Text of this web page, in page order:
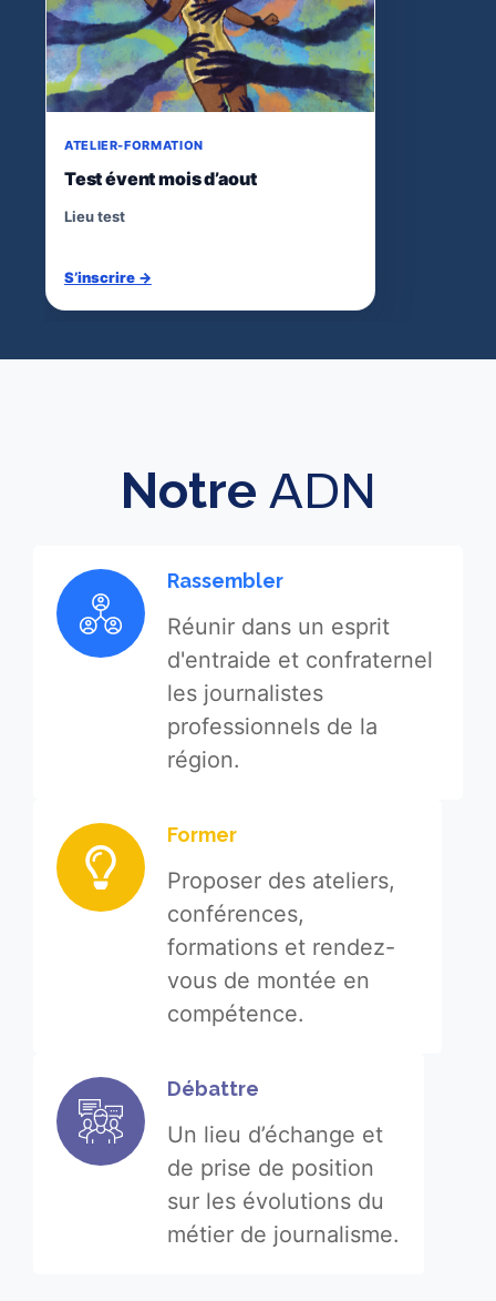
ATELIER-FORMATION
Test évent mois d’aout
Lieu test
S’inscrire →
Notre ADN
Rassembler
Réunir dans un esprit
d'entraide et confraternel
les journalistes
professionnels de la
région.
Former
Proposer des ateliers,
conférences,
formations et rendez-
vous de montée en
compétence.
Débattre
Un lieu d’échange et
de prise de position
sur les évolutions du
métier de journalisme.